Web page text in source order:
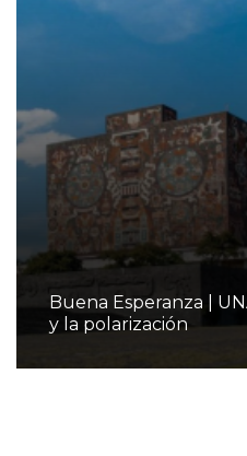
Buena Esperanza |
y la polarización